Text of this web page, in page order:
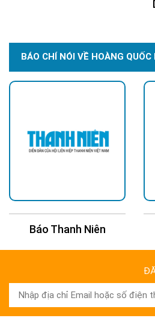
BÁO CHÍ NÓI VỀ HOÀNG QUỐC
Báo Thanh Niên